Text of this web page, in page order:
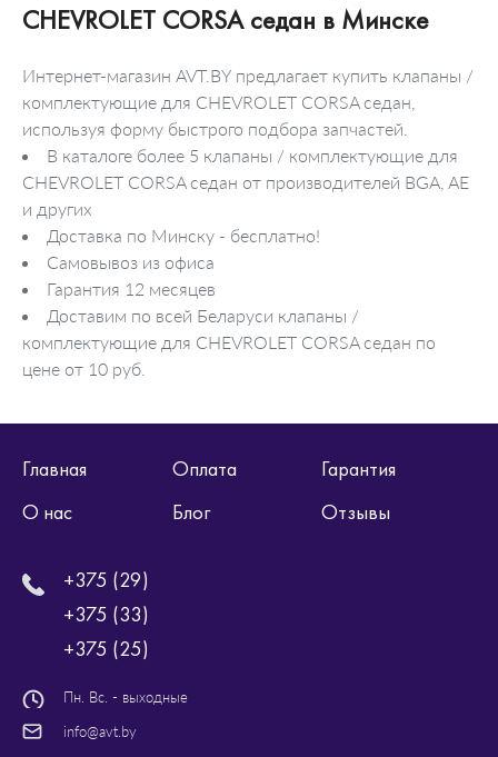
CHEVROLET CORSA седан в Минске
Интернет-магазин AVT.BY предлагает купить клапаны /
комплектующие для CHEVROLET CORSA седан,
используя форму быстрого подбора запчастей.
В каталоге более 5 клапаны / комплектующие для
CHEVROLET CORSA седан от производителей BGA, AE
и других
Доставка по Минску - бесплатно!
Самовывоз из офиса
Гарантия 12 месяцев
Доставим по всей Беларуси клапаны /
комплектующие для CHEVROLET CORSA седан по
цене от 10 руб.
Главная Оплата
Гарантия
О нас
Блог Отзывы
+375 (29)
+375 (33)
+375 (25)
Пн. Вс. - выходные
info@avt.by